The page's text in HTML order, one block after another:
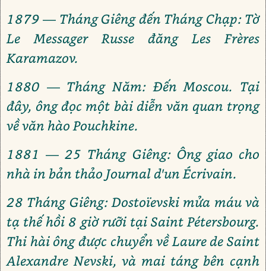
1879 — Tháng Giêng đến Tháng Chạp: Tờ
Le Messager Russe đăng Les Frères
Karamazov.
1880 — Tháng Năm: Đến Moscou. Tại
đây, ông đọc một bài diễn văn quan trọng
về văn hào Pouchkine.
1881 — 25 Tháng Giêng: Ông giao cho
nhà in bản thảo Journal d'un Écrivain.
28 Tháng Giêng: Dostoïevski mửa máu và
tạ thế hồi 8 giờ rưỡi tại Saint Pétersbourg.
Thi hài ông được chuyển về Laure de Saint
Alexandre Nevski, và mai táng bên cạnh